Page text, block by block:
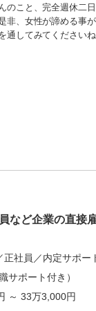
のこと、完全週休二
、女性が諦める事
通してみてくださいね
など企業の直接
正社員／内定サポー
サポート付き）
～ 33万3,000円